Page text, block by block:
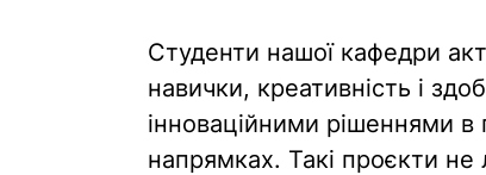
Студенти нашої кафедри
навички, креативність і
інноваційними рішеннями в
напрямках. Такі проєкти не